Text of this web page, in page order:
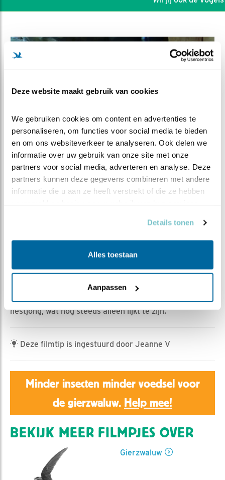
Deze website maakt gebruik van cookies
We gebruiken cookies om content en advertenties te
personaliseren, om functies voor social media te bieden
en om ons websiteverkeer te analyseren. Ook delen we
informatie over uw gebruik van onze site met onze
partners voor social media, adverteren en analyse. Deze
partners kunnen deze gegevens combineren met andere
informatie die u aan ze heeft verstrekt of die ze hebben
Details tonen
Alles toestaan
Aanpassen
DEEL DIT FILMPJE
HannahK | Geplaatst op 6 juni 2026, 20:14 |
Vind ik
leuk| Bewaar dit filmpje|
181x
Een grote wespensoort hangt rond de opening van
nestkast 2. De gierzwaluw die bij de ingang zit, lijkt dat
Later op de middag is er nog een voedering van het
nestjong, wat nog steeds alleen lijkt te zijn.
Deze filmtip is ingestuurd door Jeanne V
Minder insecten minder voedsel voor
de gierzwaluw. Help mee!
BEKIJK MEER FILMPJES OVER
Gierzwaluw